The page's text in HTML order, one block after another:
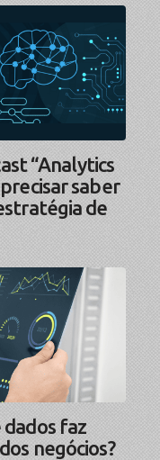
“Analytics
saber
de
dados faz
negócios?